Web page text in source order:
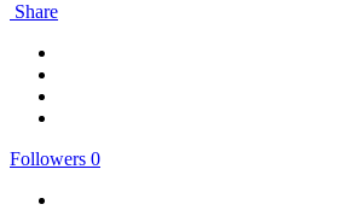
Share
Followers 0